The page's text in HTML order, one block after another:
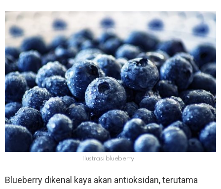
Ilustrasi blueberry
Blueberry dikenal kaya akan antioksidan, terutama